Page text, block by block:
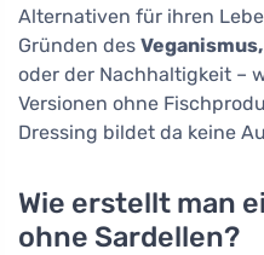
Alternativen für ihren
Gründen des
oder der Nachhaltigkeit –
Versionen ohne
Dressing bildet da keine
Wie erstellt man
ohne Sardellen?